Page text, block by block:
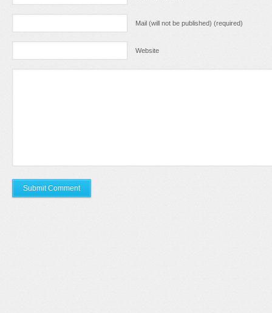
Mail (will not be published) (required)
Website